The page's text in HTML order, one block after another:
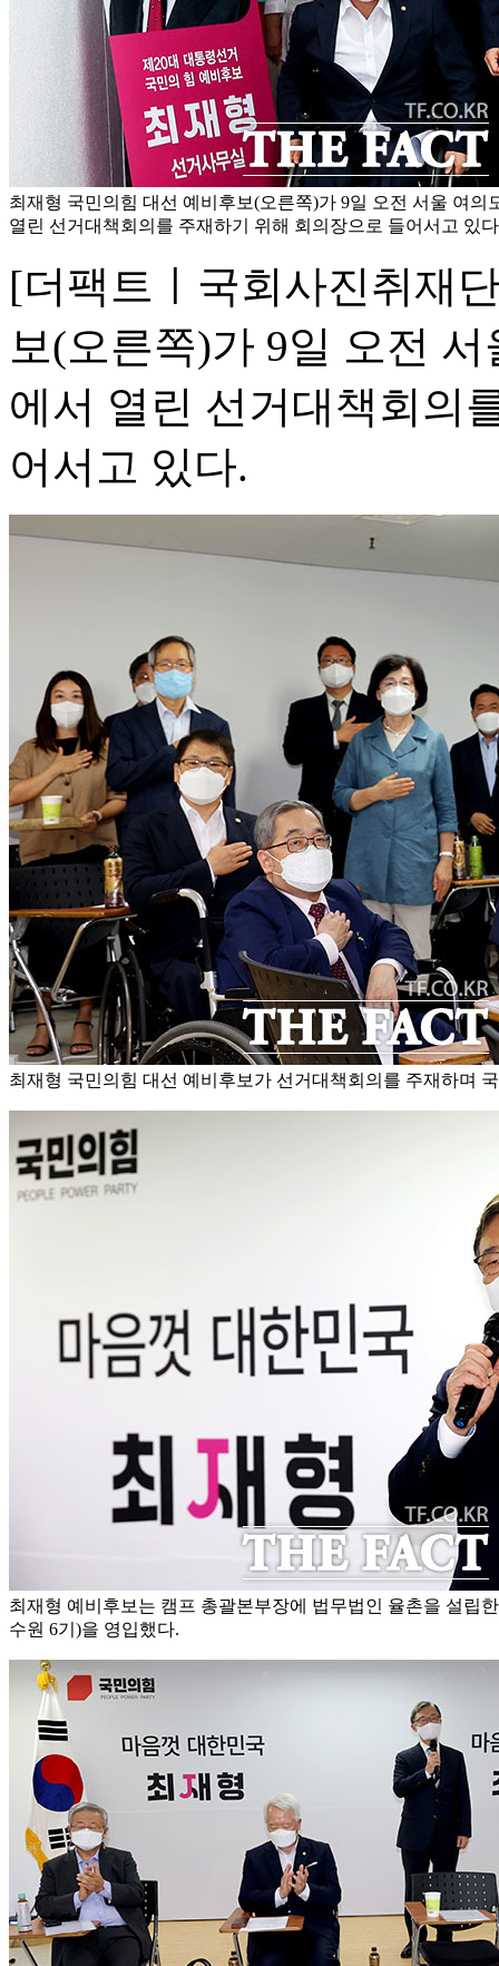
최재형 국민의힘 대선 예비후보(오른쪽)가 9일 오전 서울 여의
열린 선거대책회의를 주재하기 위해 회의장으로 들어서고 있
[더팩트ㅣ국회사진취재
보(오른쪽)가 9일 오전
에서 열린 선거대책회의
어서고 있다.
최재형 국민의힘 대선 예비후보가 선거대책회의를 주재하며
최재형 예비후보는 캠프 총괄본부장에 법무법인 율촌을 설립
수원 6기)을 영입했다.